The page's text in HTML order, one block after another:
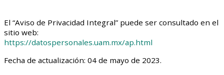
El “Aviso de Privacidad Integral” puede ser consultado en el
sitio web:
https://datospersonales.uam.mx/ap.html
Fecha de actualización: 04 de mayo de 2023.